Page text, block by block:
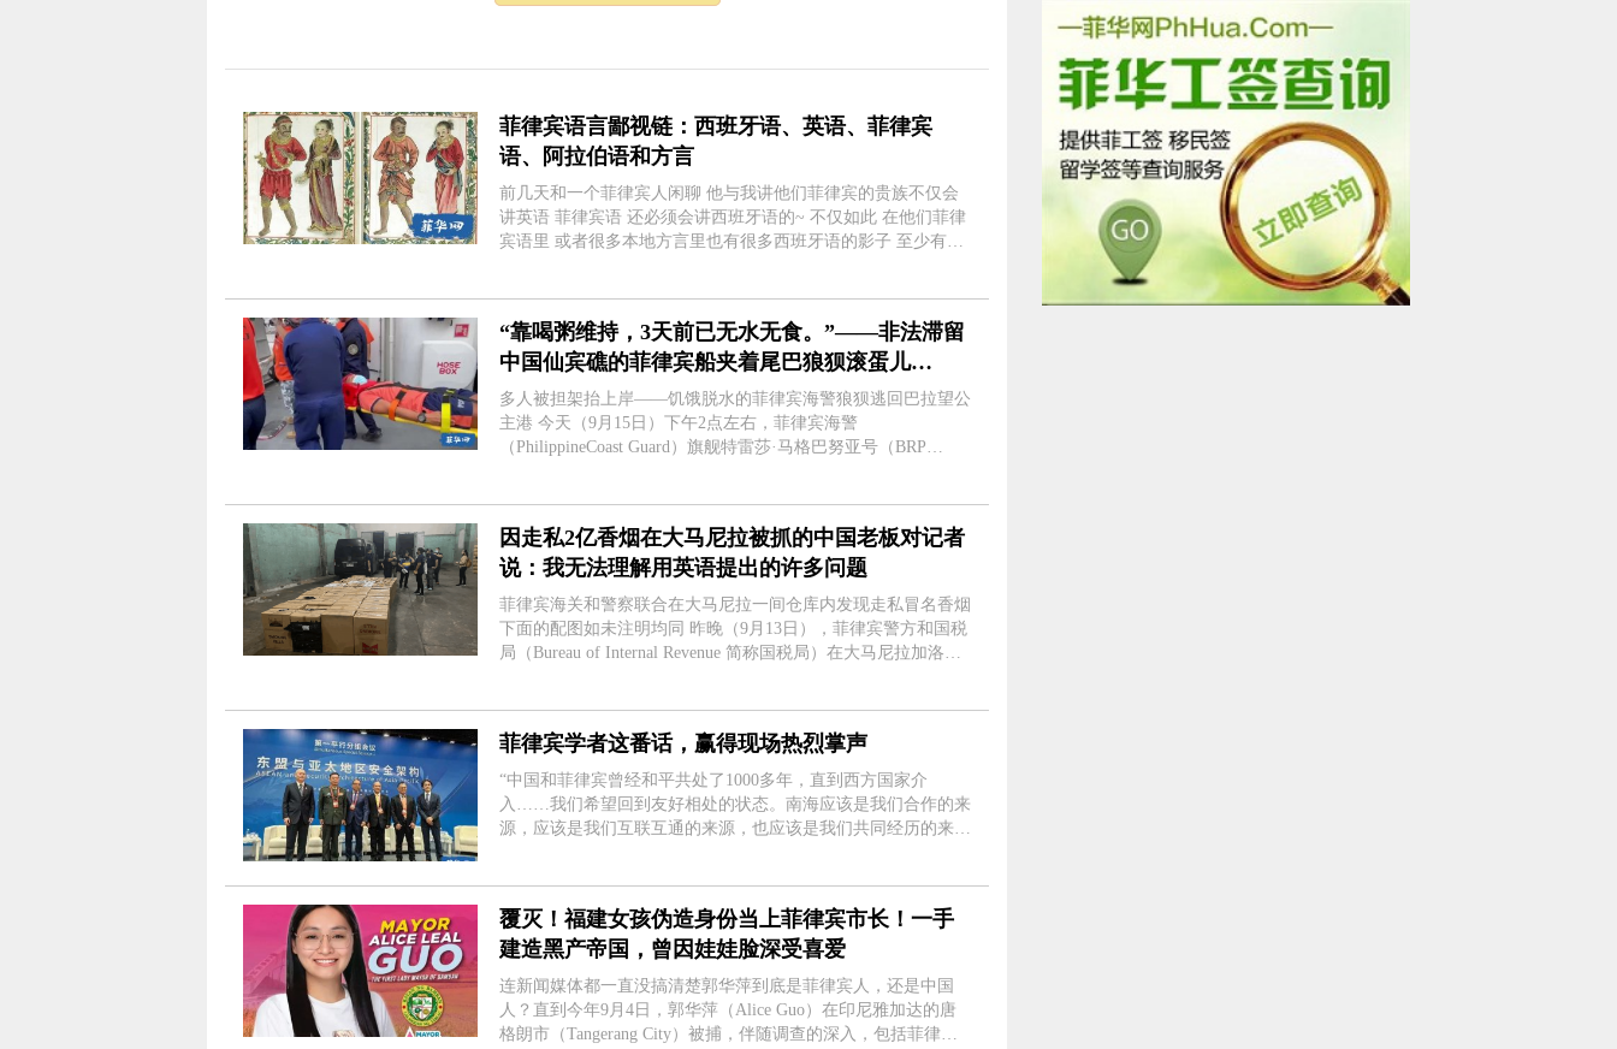
菲律宾语言鄙视链：西班牙语、英语、菲律宾
语、阿拉伯语和方言
前几天和一个菲律宾人闲聊 他与我讲他们菲律宾的贵族不仅会
讲英语 菲律宾语 还必须会讲西班牙语的~ 不仅如此 在他们菲律
宾语里 或者很多本地方言里也有很多西班牙语的影子 至少有
“靠喝粥维持，3天前已无水无食。”——非法滞留
中国仙宾礁的菲律宾船夹着尾巴狼狈滚蛋儿
了！！！
多人被担架抬上岸——饥饿脱水的菲律宾海警狼狈逃回巴拉望公
主港 今天（9月15日）下午2点左右，菲律宾海警
（PhilippineCoast Guard）旗舰特雷莎·马格巴努亚号（BRP
因走私2亿香烟在大马尼拉被抓的中国老板对记者
说：我无法理解用英语提出的许多问题
菲律宾海关和警察联合在大马尼拉一间仓库内发现走私冒名香烟
下面的配图如未注明均同 昨晚（9月13日），菲律宾警方和国税
局（Bureau of Internal Revenue 简称国税局）在大马尼拉加洛坎
菲律宾学者这番话，赢得现场热烈掌声
“中国和菲律宾曾经和平共处了1000多年，直到西方国家介
入……我们希望回到友好相处的状态。南海应该是我们合作的来
源，应该是我们互联互通的来源，也应该是我们共同经历的来
覆灭！福建女孩伪造身份当上菲律宾市长！一手
建造黑产帝国，曾因娃娃脸深受喜爱
连新闻媒体都一直没搞清楚郭华萍到底是菲律宾人，还是中国
人？直到今年9月4日，郭华萍（Alice Guo）在印尼雅加达的唐
格朗市（Tangerang City）被捕，伴随调查的深入，包括菲律宾